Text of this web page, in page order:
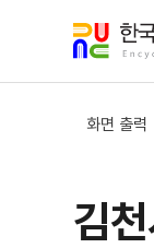
화면 출력
김천